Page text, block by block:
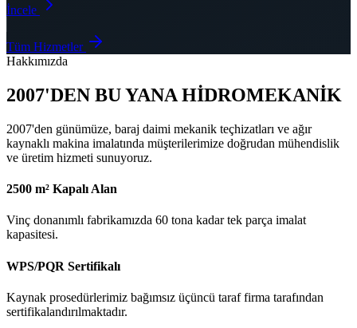
İncele
Tüm Hizmetler
Hakkımızda
2007'DEN BU YANA HİDROMEKANİK
2007'den günümüze, baraj daimi mekanik teçhizatları ve ağır
kaynaklı makina imalatında müşterilerimize doğrudan mühendislik
ve üretim hizmeti sunuyoruz.
2500 m² Kapalı Alan
Vinç donanımlı fabrikamızda 60 tona kadar tek parça imalat
kapasitesi.
WPS/PQR Sertifikalı
Kaynak prosedürlerimiz bağımsız üçüncü taraf firma tarafından
sertifikalandırılmaktadır.